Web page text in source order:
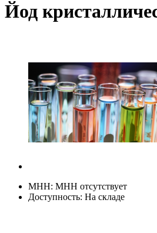
Йод
МНН: МНН отсутствует
Доступность: На складе